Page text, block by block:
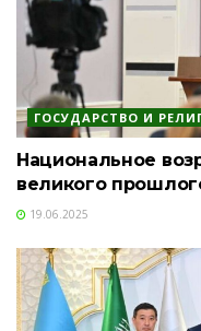
ГОСУДАРСТВО И
Национальное
великого
19.06.2025